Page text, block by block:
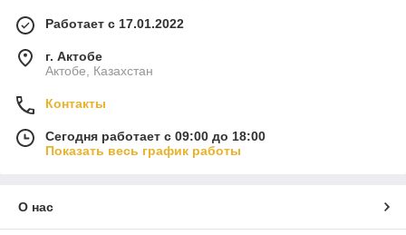
Работает с 17.01.2022
г. Актобе
Актобе, Казахстан
Контакты
Сегодня работает с 09:00 до 18:00
Показать весь график работы
О нас